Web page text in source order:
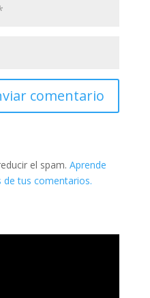
el spam. Aprende
tus comentarios.